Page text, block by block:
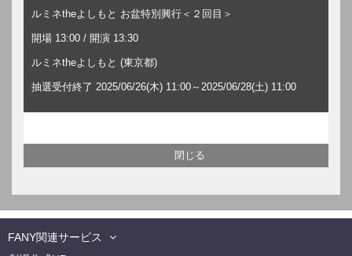
ルミネtheよしもと お盆特別興行＜２回目＞
開場 13:00 / 開演 13:30
ルミネtheよしもと (東京都)
抽選受付終了 2025/06/26(木) 11:00～2025/06/28(土) 11:00
FANY関連サービス